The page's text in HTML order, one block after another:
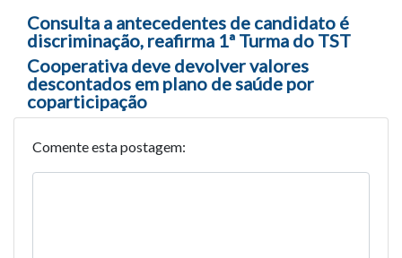
Navegação entre posts
Consulta a antecedentes de candidato é
discriminação, reafirma 1ª Turma do TST
Cooperativa deve devolver valores
descontados em plano de saúde por
coparticipação
Comente esta postagem: